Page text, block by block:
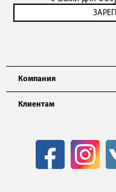
Компания
Клиентам